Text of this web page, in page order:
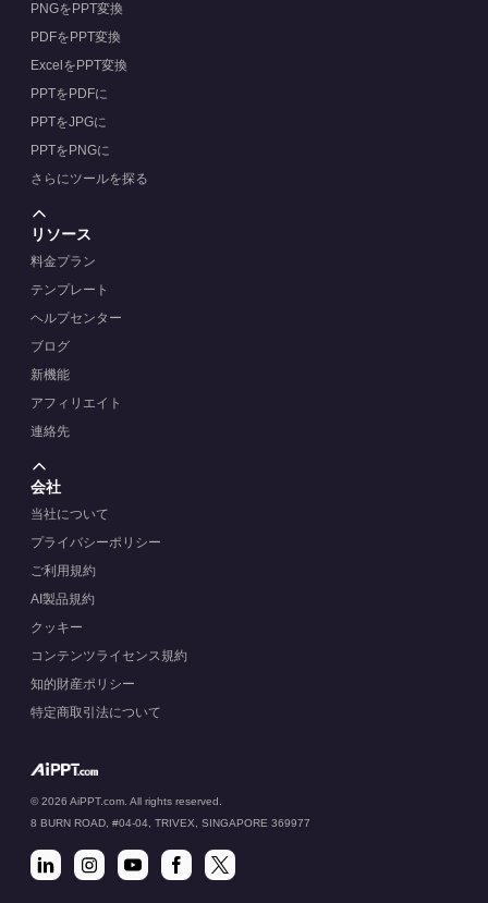
PNGをPPT変換
PDFをPPT変換
ExcelをPPT変換
PPTをPDFに
PPTをJPGに
PPTをPNGに
さらにツールを探る
リソース
料金プラン
テンプレート
ヘルプセンター
ブログ
新機能
アフィリエイト
連絡先
会社
当社について
プライバシーポリシー
ご利用規約
AI製品規約
クッキー
コンテンツライセンス規約
知的財産ポリシー
特定商取引法について
© 2026 AiPPT.com. All rights reserved.
8 BURN ROAD, #04-04, TRIVEX, SINGAPORE 369977